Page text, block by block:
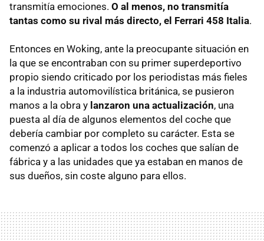
transmitía emociones. O al menos, no transmitía
tantas como su rival más directo, el Ferrari 458 Italia.
Entonces en Woking, ante la preocupante situación en
la que se encontraban con su primer superdeportivo
propio siendo criticado por los periodistas más fieles
a la industria automovilística británica, se pusieron
manos a la obra y lanzaron una actualización, una
puesta al día de algunos elementos del coche que
debería cambiar por completo su carácter. Esta se
comenzó a aplicar a todos los coches que salían de
fábrica y a las unidades que ya estaban en manos de
sus dueños, sin coste alguno para ellos.